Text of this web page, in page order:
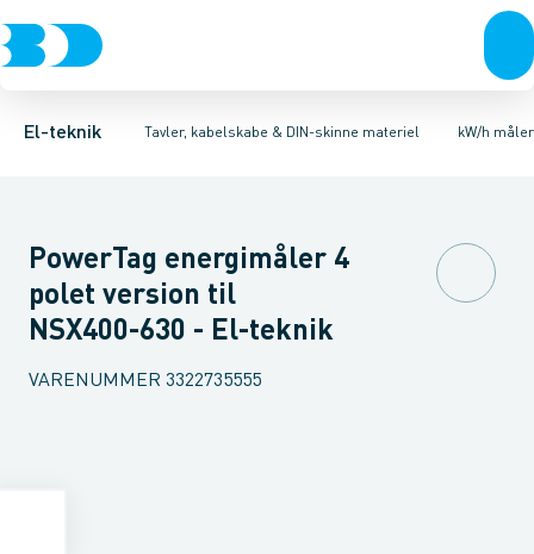
El-teknik Tavler, kabelskabe & DIN-skinne materiel
Afbrydere, stikkontakter & lampeudtagForgreningsmateriel
kW/h
Tavler, kapsling og rackskabe Fordelings-/byggepladstavler
El-målere Specialvarer for kw/h målere/tællere
PowerTag energimåler 4
polet version til
NSX400-630 - El-teknik
VARENUMMER 3322735555